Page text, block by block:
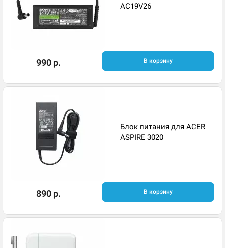
AC19V26
990 р. В корзину
Блок питания для ACER
ASPIRE 3020
890 р. В корзину